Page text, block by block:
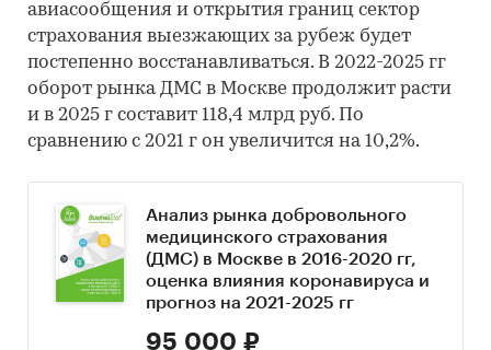
авиасообщения и открытия границ сектор
страхования выезжающих за рубеж будет
постепенно восстанавливаться. В 2022-2025 гг
оборот рынка ДМС в Москве продолжит расти
и в 2025 г составит 118,4 млрд руб. По
сравнению с 2021 г он увеличится на 10,2%.
Анализ рынка добровольного
медицинского страхования
(ДМС) в Москве в 2016-2020 гг,
оценка влияния коронавируса и
прогноз на 2021-2025 гг
95 000 ₽